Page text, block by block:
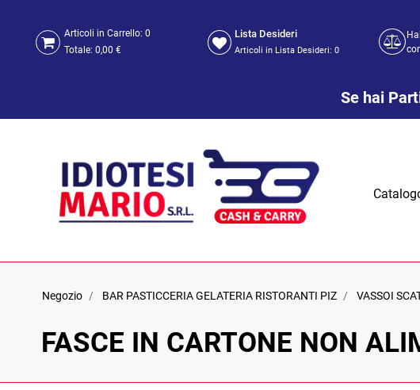
Articoli in Carrello: 0
Totale: 0,00 €
Lista Desideri
Articoli in Lista Desideri: 0
Se hai
Negozio BAR PASTICCERIA GELATERIA RISTORANTI PIZ VASSOI
FASCE IN CARTONE NON